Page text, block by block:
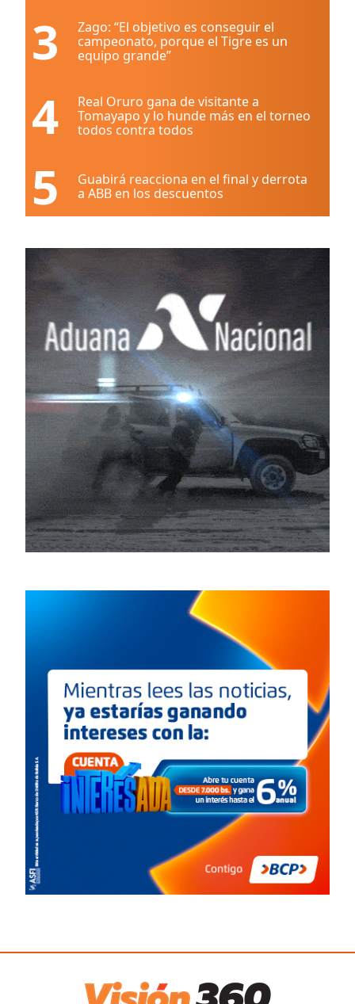
3
Zago: “El objetivo es conseguir el
campeonato, porque el Tigre es un
equipo grande”
4
Real Oruro gana de visitante a
Tomayapo y lo hunde más en el torneo
todos contra todos
5
Guabirá reacciona en el final y derrota
a ABB en los descuentos